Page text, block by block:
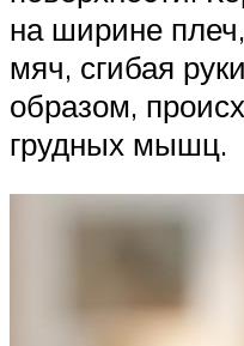
на ширине
мяч, сгибая
образом,
грудных мышц.